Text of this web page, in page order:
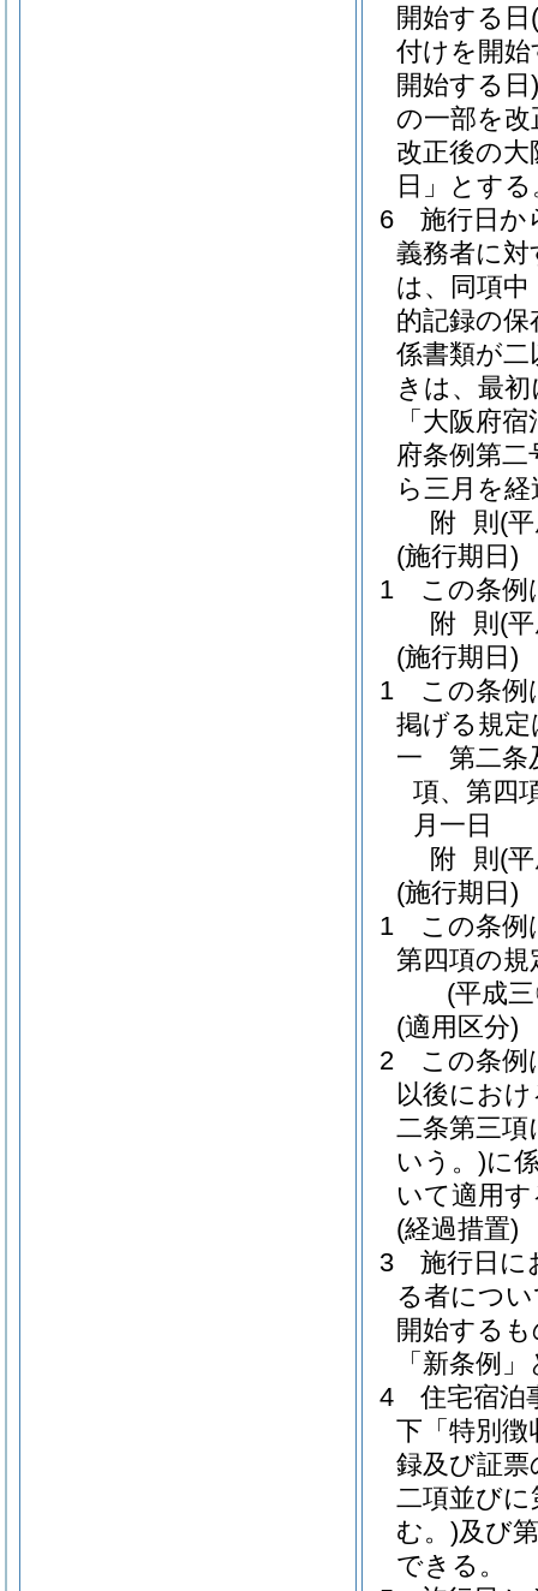
開始する日
付けを開
開始する日)
の一部を
改正後の
日」とする
6
施行日か
義務者に
は、同項
的記録の
係書類が
きは、最
「大阪府
府条例第二
ら三月を
附 則 (
(施行期日)
1
この条例
附 則 (
(施行期日)
1
この条例
掲げる規
一
第二条
項、第四
月一日
附 則 (
(施行期日)
1
この条例
第四項の
(平成
(適用区分)
2
この条例
以後にお
二条第三項
いう。)に
いて適用
(経過措置)
3
施行日に
る者につ
開始する
「新条例
4
住宅宿泊
下「特別徴
録及び証
二項並びに
む。)及び
できる。